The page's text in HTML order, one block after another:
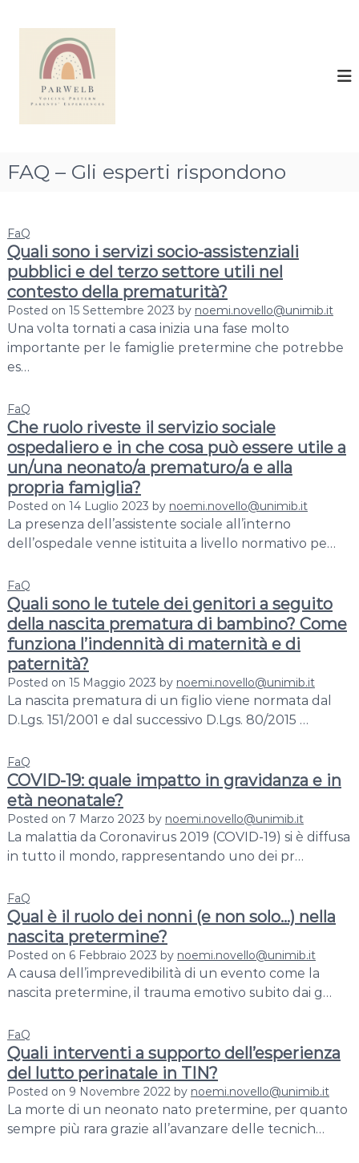
B
e
v
e
n
t
i
r
e
m
a
t
u
r
a
m
i
y
M
a
d
u
s
t
n
t
:
a
n
H
e
a
l
t
FAQ – Gli esperti rispondono
FaQ
Quali sono i servizi socio-assistenziali
pubblici e del terzo settore utili nel
contesto della prematurità?
Posted on 15 Settembre 2023 by noemi.novello@unimib.it
Una volta tornati a casa inizia una fase molto
importante per le famiglie pretermine che potrebbe
es…
FaQ
Che ruolo riveste il servizio sociale
ospedaliero e in che cosa può essere utile a
un/una neonato/a prematuro/a e alla
propria famiglia?
Posted on 14 Luglio 2023 by noemi.novello@unimib.it
La presenza dell’assistente sociale all’interno
dell’ospedale venne istituita a livello normativo pe…
FaQ
Quali sono le tutele dei genitori a seguito
della nascita prematura di bambino? Come
funziona l’indennità di maternità e di
paternità?
Posted on 15 Maggio 2023 by noemi.novello@unimib.it
La nascita prematura di un figlio viene normata dal
D.Lgs. 151/2001 e dal successivo D.Lgs. 80/2015 …
FaQ
COVID-19: quale impatto in gravidanza e in
età neonatale?
Posted on 7 Marzo 2023 by noemi.novello@unimib.it
La malattia da Coronavirus 2019 (COVID-19) si è diffusa
in tutto il mondo, rappresentando uno dei pr…
FaQ
Qual è il ruolo dei nonni (e non solo…) nella
nascita pretermine?
Posted on 6 Febbraio 2023 by noemi.novello@unimib.it
A causa dell’imprevedibilità di un evento come la
nascita pretermine, il trauma emotivo subito dai g…
FaQ
Quali interventi a supporto dell’esperienza
del lutto perinatale in TIN?
Posted on 9 Novembre 2022by noemi.novello@unimib.it
La morte di un neonato nato pretermine, per quanto
sempre più rara grazie all’avanzare delle tecnich…